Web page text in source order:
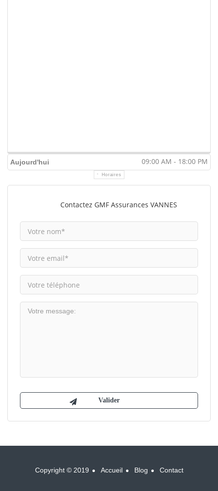
Aujourd'hui 09:00 AM - 18:00 PM
Horaires
Contactez GMF Assurances VANNES
Copyright © 2019 Accueil Blog Contact